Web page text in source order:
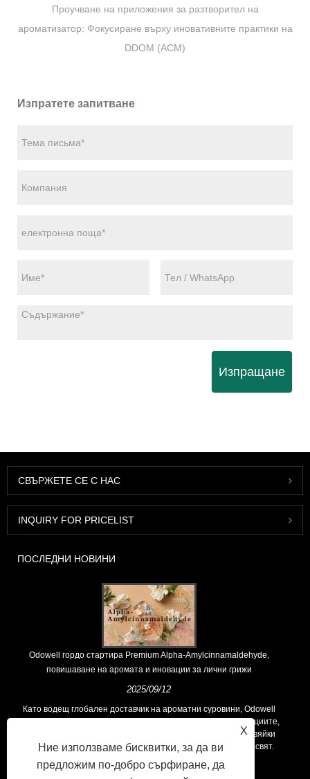
Проучване на приложения за разтворител на
ароматизатор: Фокусиране върху иновативните практики на
DDOM (ACM)
Изпратете запитване
Изпращане
СВЪРЖЕТЕ СЕ С НАС
INQUIRY FOR PRICELIST
ПОСЛЕДНИ НОВИНИ
Odowell гордо стартира Premium Alpha-Amylcinnamaldehyde,
повишаване на аромата и иновации за лични грижи
2025/09/12
Като водещ глобален доставчик на ароматни суровини, Odowell
поддържа основна философия на „ориентирана към иновациите,
фокусирани върху качеството“, последователно предоставяйки
превъзходни решения за аромати на клиентите по целия свят.
X
Ние използваме бисквитки, за да ви
предложим по-добро сърфиране, да